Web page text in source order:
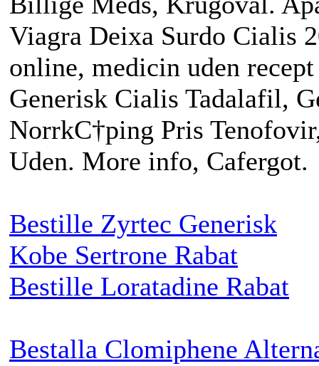
Viagra Deixa Surdo Cialis
online, medicin uden
Generisk Cialis Tadalafil,
NorrkС†ping Pris
Uden. More info, Cafergot.
Bestille Zyrtec Generisk
Kobe Sertrone Rabat
Bestille Loratadine Rabat
Bestalla Clomiphene